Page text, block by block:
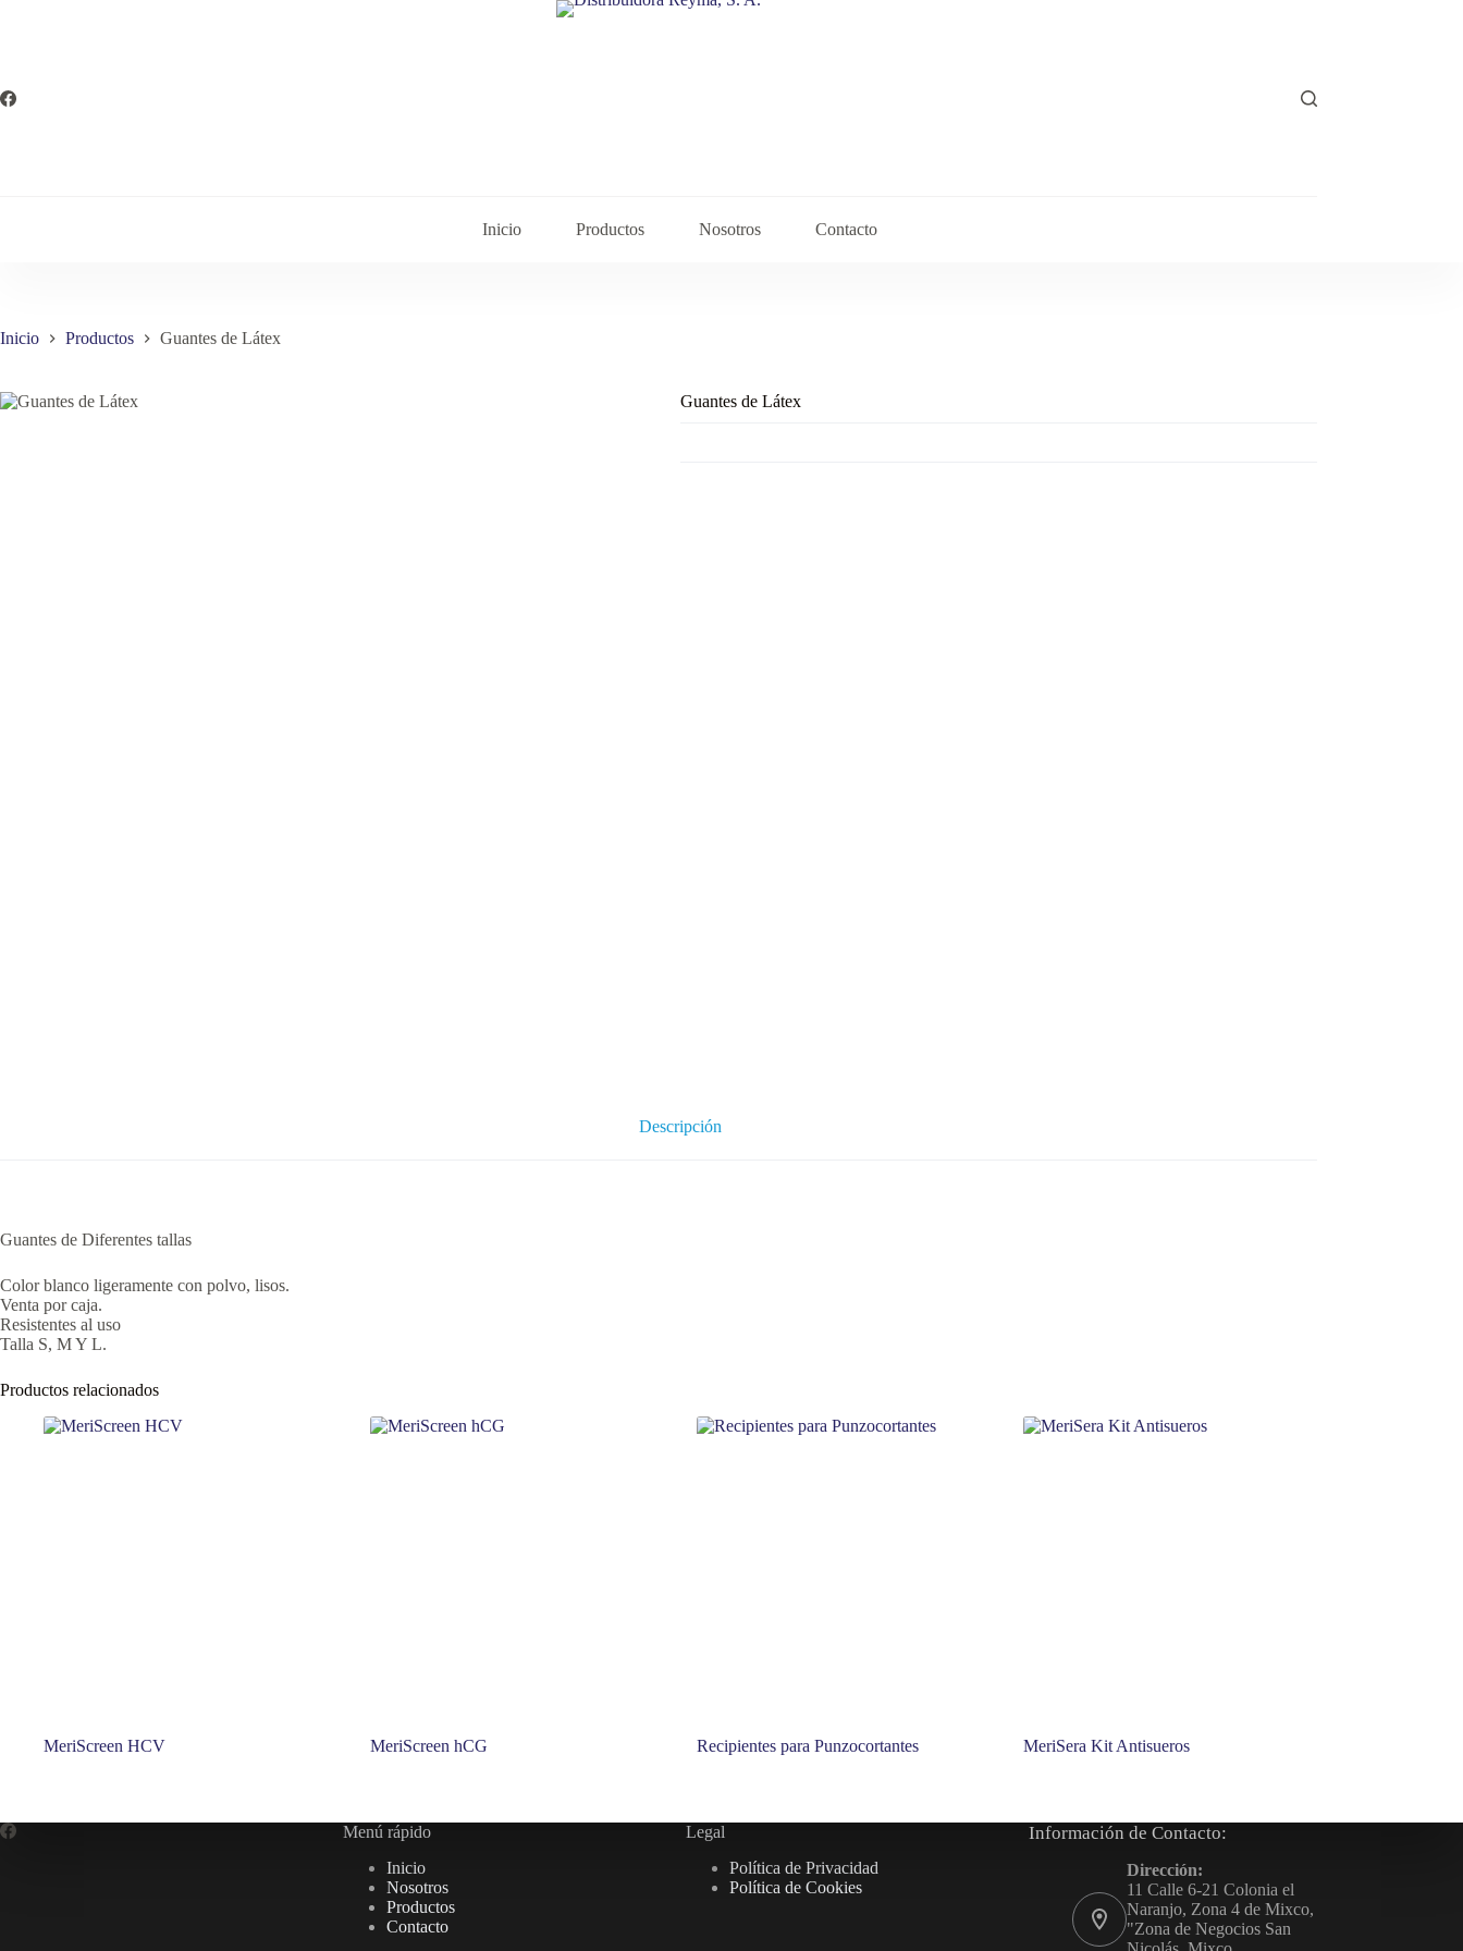
Inicio Productos Nosotros Contacto
Inicio Productos Guantes de Látex
Guantes de Látex
Descripción
Guantes de Diferentes tallas
Color blanco ligeramente con polvo, lisos.
Venta por caja.
Resistentes al uso
Talla S, M Y L.
Productos relacionados
MeriScreen HCV MeriScreen hCG Recipientes para Punzocortantes MeriSera Kit Antisueros
Menú rápido
Inicio
Nosotros
Productos
Contacto
Legal
Política de Privacidad
Política de Cookies
Información de Contacto:
Dirección:
11 Calle 6-21 Colonia el
Naranjo, Zona 4 de Mixco,
"Zona de Negocios San